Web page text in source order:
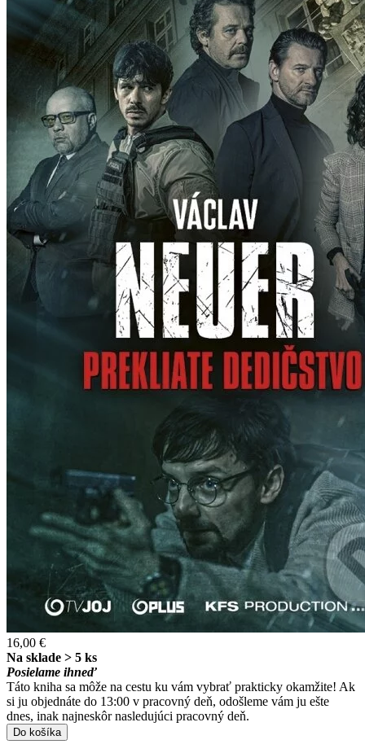
16,00 €
Na sklade > 5 ks
Posielame ihneď
Táto kniha sa môže na cestu ku vám vybrať prakticky okamžite! Ak
si ju objednáte do 13:00 v pracovný deň, odošleme vám ju ešte
dnes, inak najneskôr nasledujúci pracovný deň.
Do košíka